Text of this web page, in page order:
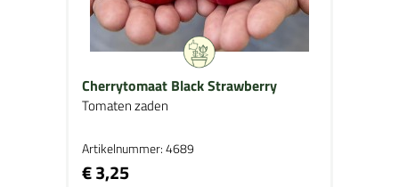
Cherrytomaat Black Strawberry
Tomaten zaden
Artikelnummer: 4689
€ 3,25